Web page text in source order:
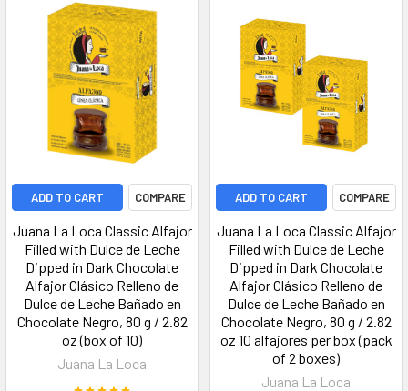
ADD TO CART COMPARE
Juana La Loca Classic Alfajor
Filled with Dulce de Leche
Dipped in Dark Chocolate
Alfajor Clásico Relleno de
Dulce de Leche Bañado en
Chocolate Negro, 80 g / 2.82
oz (box of 10)
Juana La Loca
ADD TO CART COMPARE
Juana La Loca Classic Alfajor
Filled with Dulce de Leche
Dipped in Dark Chocolate
Alfajor Clásico Relleno de
Dulce de Leche Bañado en
Chocolate Negro, 80 g / 2.82
oz 10 alfajores per box (pack
of 2 boxes)
Juana La Loca